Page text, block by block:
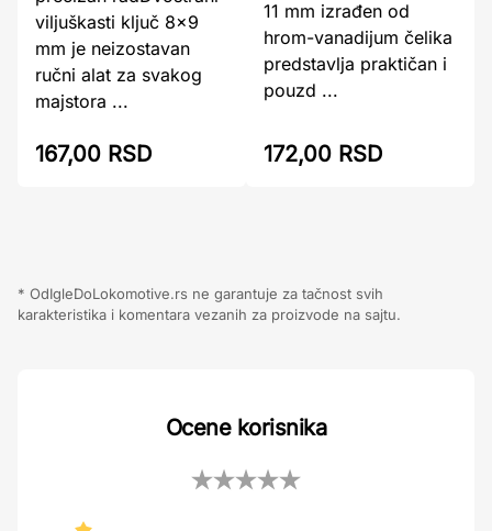
viljuškasti ključ 8×9
mm je neizostavan
ručni alat za svakog
majstora ...
167,00 RSD
11 mm izrađen od
hrom-vanadijum čelika
predstavlja praktičan i
pouzd ...
172,00 RSD
* OdIgleDoLokomotive.rs ne garantuje za tačnost svih
karakteristika i komentara vezanih za proizvode na sajtu.
Ocene korisnika